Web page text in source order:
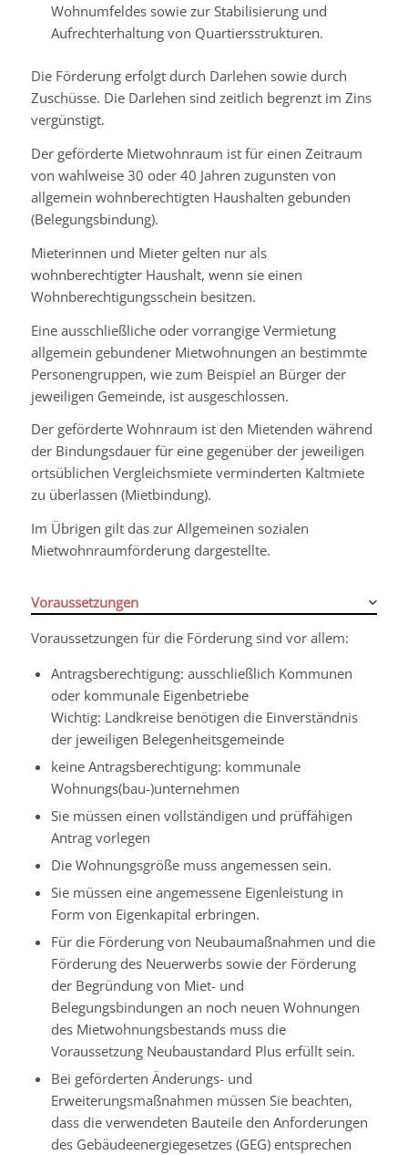
Wohnumfeldes sowie zur Stabilisierung und
Aufrechterhaltung von Quartiersstrukturen.
Die Förderung erfolgt durch Darlehen sowie durch
Zuschüsse. Die Darlehen sind zeitlich begrenzt im Zins
vergünstigt.
Der geförderte Mietwohnraum ist für einen Zeitraum
von wahlweise 30 oder 40 Jahren zugunsten von
allgemein wohnberechtigten Haushalten gebunden
(Belegungsbindung).
Mieterinnen und Mieter gelten nur als
wohnberechtigter Haushalt, wenn sie einen
Wohnberechtigungsschein besitzen.
Eine ausschließliche oder vorrangige Vermietung
allgemein gebundener Mietwohnungen an bestimmte
Personengruppen, wie zum Beispiel an Bürger der
jeweiligen Gemeinde, ist ausgeschlossen.
Der geförderte Wohnraum ist den Mietenden während
der Bindungsdauer für eine gegenüber der jeweiligen
ortsüblichen Vergleichsmiete verminderten Kaltmiete
zu überlassen (Mietbindung).
Im Übrigen gilt das zur Allgemeinen sozialen
Mietwohnraumförderung dargestellte.
Voraussetzungen
Voraussetzungen für die Förderung sind vor allem:
Antragsberechtigung: ausschließlich Kommunen
oder kommunale Eigenbetriebe
Wichtig: Landkreise benötigen die Einverständnis
der jeweiligen Belegenheitsgemeinde
keine Antragsberechtigung: kommunale
Wohnungs(bau-)unternehmen
Sie müssen einen vollständigen und prüffähigen
Antrag vorlegen
Die Wohnungsgröße muss angemessen sein.
Sie müssen eine angemessene Eigenleistung in
Form von Eigenkapital erbringen.
Für die Förderung von Neubaumaßnahmen und die
Förderung des Neuerwerbs sowie der Förderung
der Begründung von Miet- und
Belegungsbindungen an noch neuen Wohnungen
des Mietwohnungsbestands muss die
Voraussetzung Neubaustandard Plus erfüllt sein.
Bei geförderten Änderungs- und
Erweiterungsmaßnahmen müssen Sie beachten,
dass die verwendeten Bauteile den Anforderungen
des Gebäudeenergiegesetzes (GEG) entsprechen